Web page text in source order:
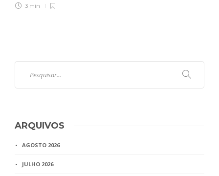
3 min
ARQUIVOS
AGOSTO 2026
JULHO 2026